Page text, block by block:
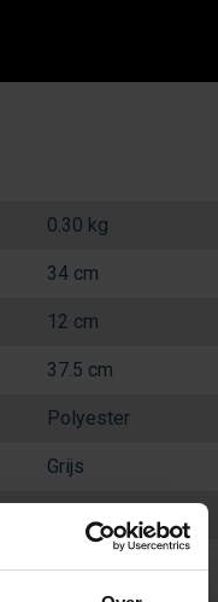
0.30 kg
34 cm
12 cm
37.5 cm
Polyester
Grijs